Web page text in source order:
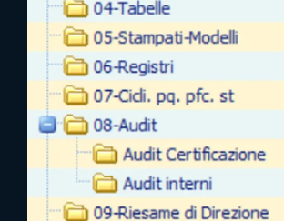
richiedi una demo
richiedi info